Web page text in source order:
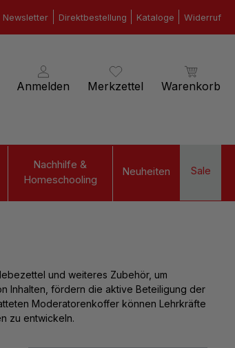
Newsletter Direktbestellung Kataloge Widerruf
Anmelden Merkzettel Warenkorb
Nachhilfe &
Homeschooling
Neuheiten Sale
und weiteres Zubehör, um
Inhalten, fördern die aktive Beteiligung der
Moderatorenkoffer können Lehrkräfte
zu entwickeln.